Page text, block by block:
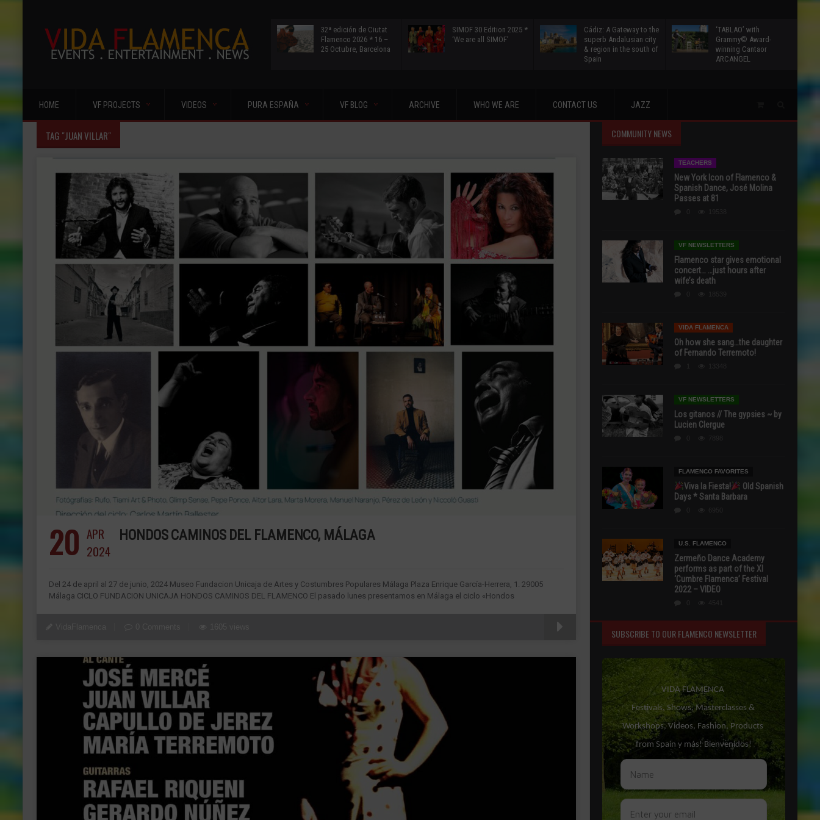
32ª edición de Ciutat
Flamenco 2026 * 16 –
25 Octubre, Barcelona
SIMOF 30 Edition 2025 *
‘We are all SIMOF’
Cádiz: A Gateway to the
superb Andalusian city
& region in the south of
Spain
‘TABLAO’ with
Grammy© Award-
winning Cantaor
ARCANGEL
HOME VF PROJECTS VIDEOS PURA ESPAÑA VF BLOG ARCHIVE WHO WE ARE CONTACT US JAZZ
TAG "JUAN VILLAR"
20 APR
2024
HONDOS CAMINOS DEL FLAMENCO, MÁLAGA
Del 24 de april al 27 de junio, 2024 Museo Fundacion Unicaja de Artes y Costumbres Populares Málaga Plaza Enrique García-Herrera, 1. 29005
Málaga CICLO FUNDACION UNICAJA HONDOS CAMINOS DEL FLAMENCO El pasado lunes presentamos en Málaga el ciclo «Hondos
COMMUNITY NEWS
TEACHERS
New York Icon of Flamenco &
Spanish Dance, José Molina
Passes at 81
VF NEWSLETTERS
Flamenco star gives emotional
concert… …just hours after
wife’s death
VIDA FLAMENCA
Oh how she sang…the daughter
of Fernando Terremoto!
VF NEWSLETTERS
Los gitanos // The gypsies ~ by
Lucien Clergue
FLAMENCO FAVORITES
Viva la Fiesta!
Old Spanish
Days * Santa Barbara
U.S. FLAMENCO
Zermeño Dance Academy
performs as part of the XI
‘Cumbre Flamenca’ Festival
2022 – VIDEO
SUBSCRIBE TO OUR FLAMENCO NEWSLETTER